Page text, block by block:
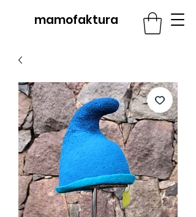
mamofaktura